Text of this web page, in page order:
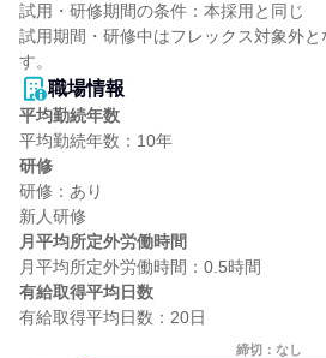
試用・研修期間の条件：本採用と同じ
試用期間・研修中はフレックス対象外
職場情報
平均勤続年数
研修
研修：あり
月平均所定外労働時間
有給取得平均日数
締切：なし